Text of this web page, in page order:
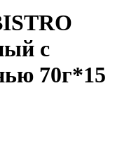
с
70г*15